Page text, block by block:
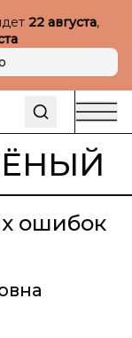
22 августа,
ошибок